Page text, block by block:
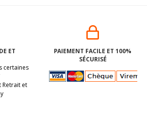
ET
certaines
Retrait et
PAIEMENT FACILE ET 100%
SÉCURISÉ